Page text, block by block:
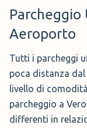
Parcheggio
Aeroporto
Tutti i parcheggi
poca distanza
livello di
parcheggio a
differenti in